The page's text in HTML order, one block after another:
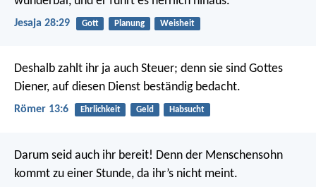
Jesaja 28:29 Gott Planung Weisheit
Deshalb zahlt ihr ja auch Steuer; denn sie sind Gottes
Diener, auf diesen Dienst beständig bedacht.
Römer 13:6 Ehrlichkeit Geld Habsucht
Darum seid auch ihr bereit! Denn der Menschensohn
kommt zu einer Stunde, da ihr’s nicht meint.